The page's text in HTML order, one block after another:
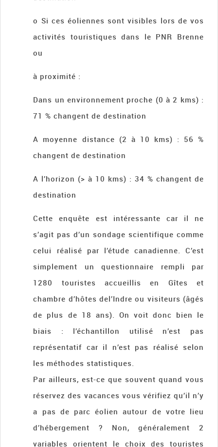
o Si ces éoliennes sont visibles lors de vos
activités touristiques dans le PNR Brenne
ou
à proximité :
Dans un environnement proche (0 à 2 kms) :
71 % changent de destination
A moyenne distance (2 à 10 kms) : 56 %
changent de destination
A l’horizon (> à 10 kms) : 34 % changent de
destination
Cette enquête est intéressante car il ne
s’agit pas d’un sondage scientifique comme
celui réalisé par l’étude canadienne. C’est
simplement un questionnaire rempli par
1280 touristes accueillis en Gîtes et
chambre d’hôtes del’Indre ou visiteurs (âgés
de plus de 18 ans). On voit donc bien le
biais : l’échantillon utilisé n’est pas
représentatif car il n’est pas réalisé selon
les méthodes statistiques.
Par ailleurs, est-ce que souvent quand vous
réservez des vacances vous vérifiez qu’il n’y
a pas de parc éolien autour de votre lieu
d’hébergement ? Non, généralement 2
variables orientent le choix des touristes